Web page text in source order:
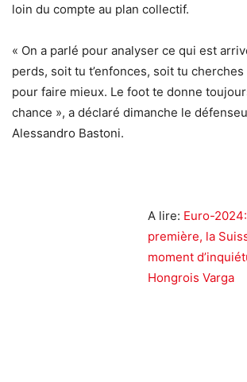
loin du compte au plan collectif.
« On a parlé pour analyser ce qui est
perds, soit tu t’enfonces, soit tu
pour faire mieux. Le foot te donne
chance », a déclaré dimanche le
Alessandro Bastoni.
A lire: Euro-
première, la
moment
Hongrois Varga